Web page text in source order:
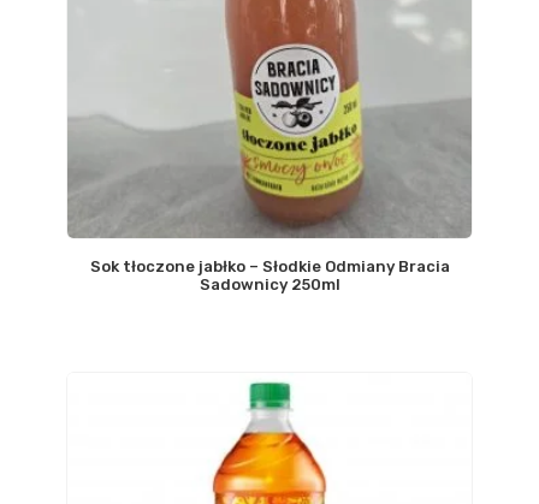
Sok tłoczone jabłko – Słodkie Odmiany Bracia
Sadownicy 250ml